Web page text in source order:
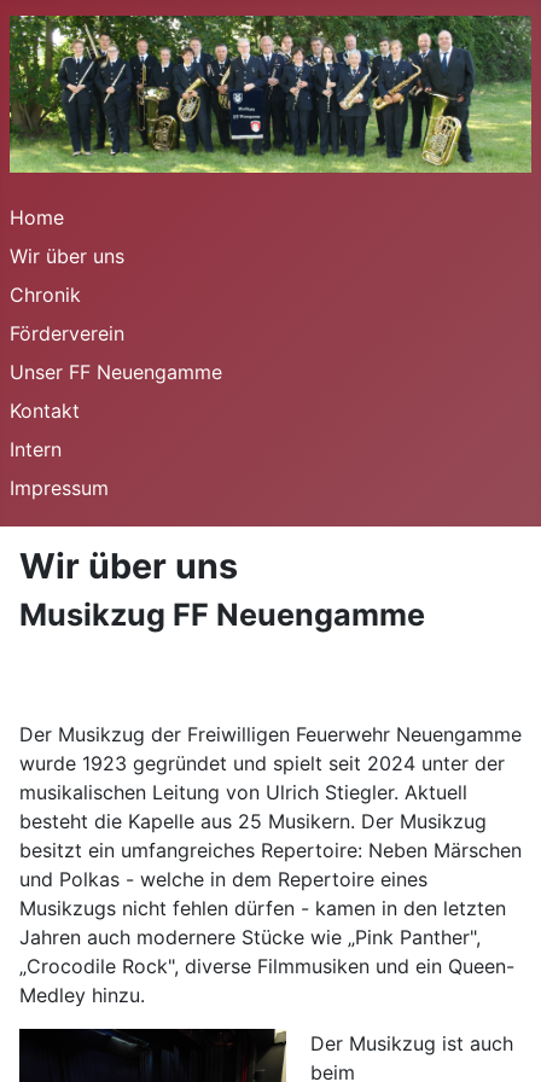
Home
Wir über uns
Chronik
Förderverein
Unser FF Neuengamme
Kontakt
Intern
Impressum
Wir über uns
Musikzug FF Neuengamme
Der Musikzug der Freiwilligen Feuerwehr Neuengamme
wurde 1923 gegründet und spielt seit 2024 unter der
musikalischen Leitung von Ulrich Stiegler. Aktuell
besteht die Kapelle aus 25 Musikern. Der Musikzug
besitzt ein umfangreiches Repertoire: Neben Märschen
und Polkas - welche in dem Repertoire eines
Musikzugs nicht fehlen dürfen - kamen in den letzten
Jahren auch modernere Stücke wie „Pink Panther",
„Crocodile Rock", diverse Filmmusiken und ein Queen-
Medley hinzu.
Der Musikzug ist auch
beim